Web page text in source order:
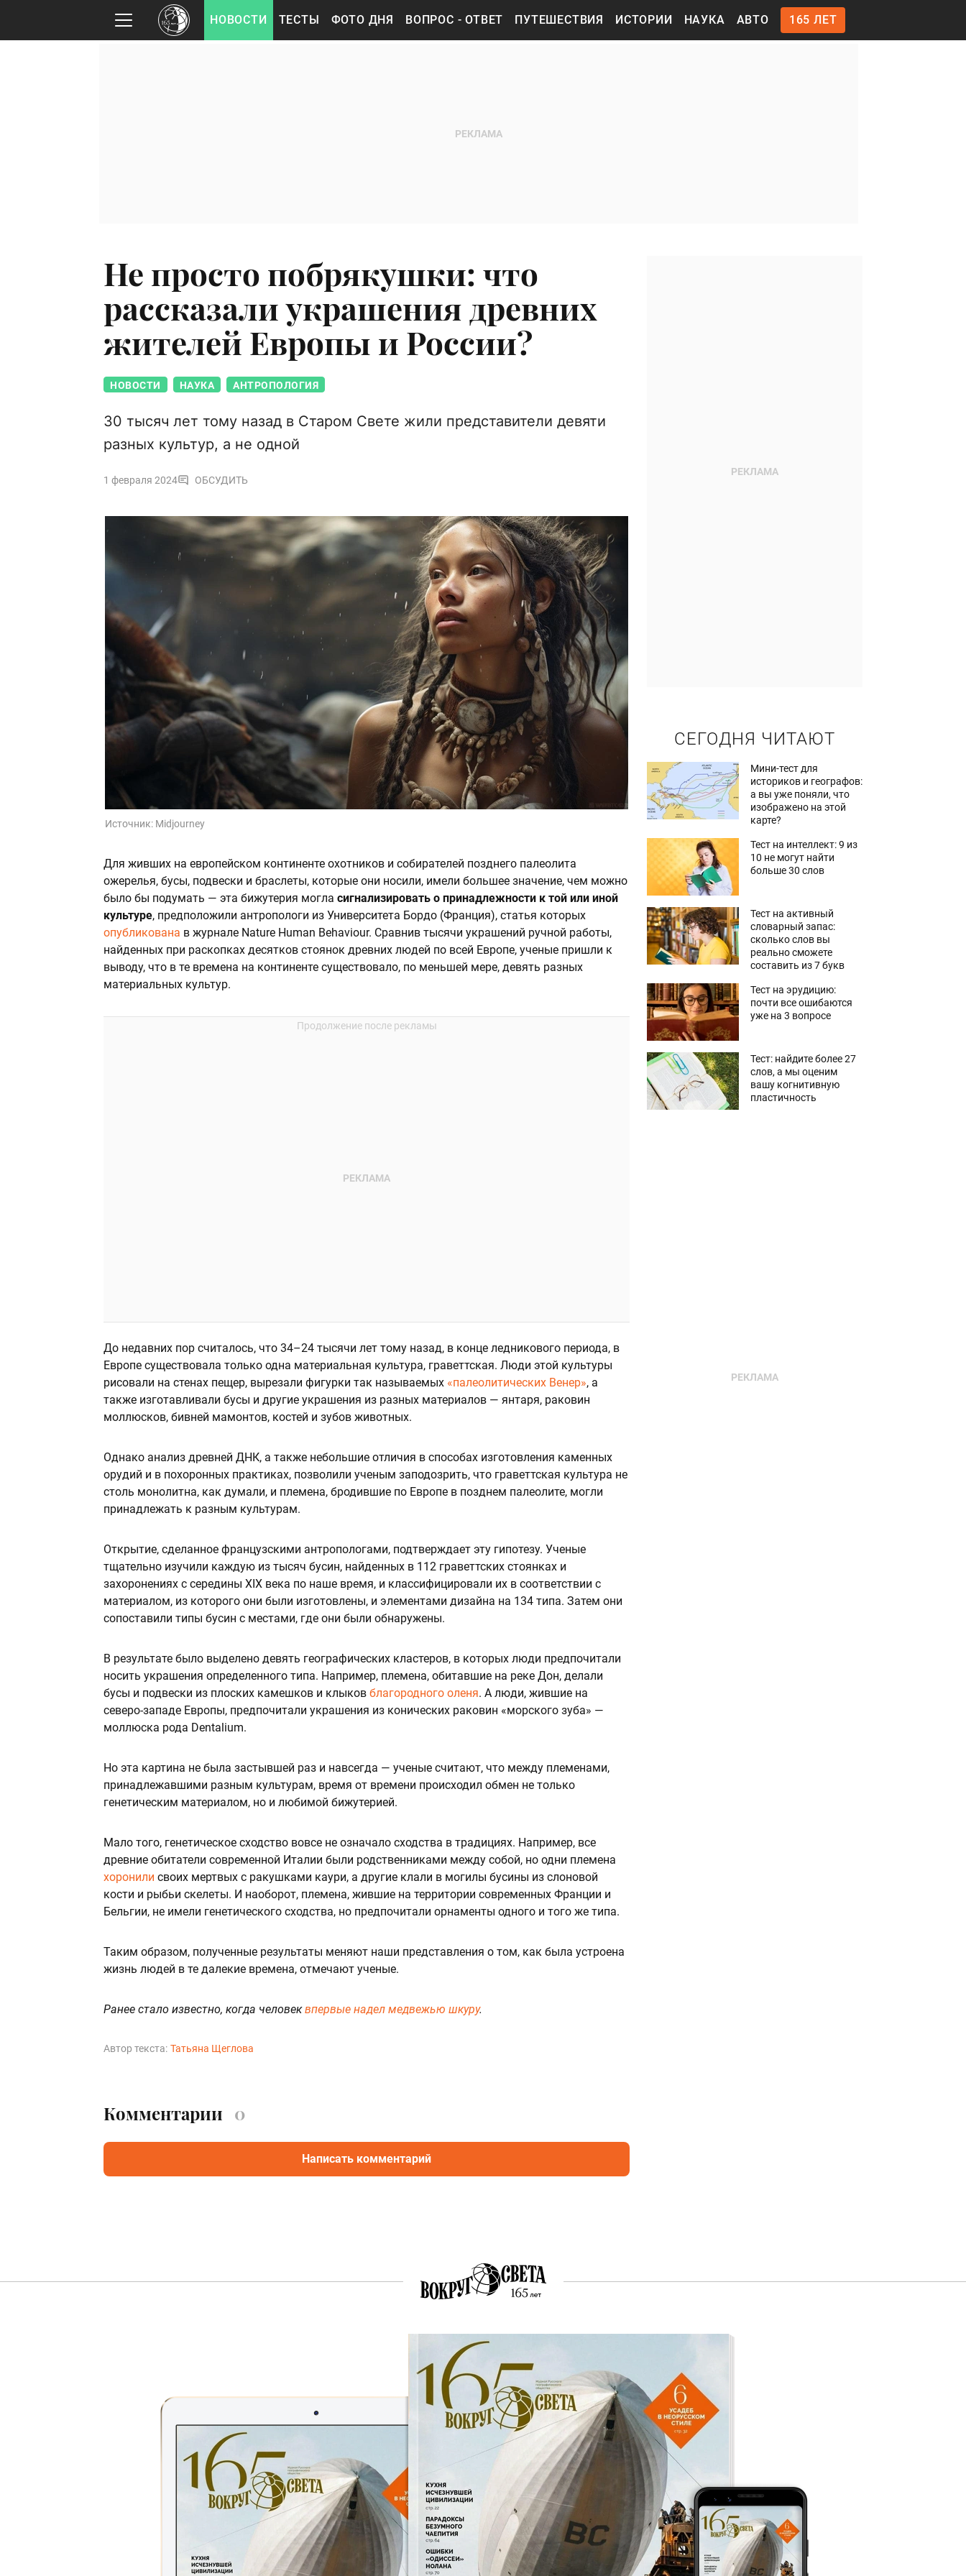
НОВОСТИ ТЕСТЫ ФОТО ДНЯ ВОПРОС - ОТВЕТ ПУТЕШЕСТВИЯ ИСТОРИИ НАУКА АВТО 165 ЛЕТ
Не просто побрякушки: что
рассказали украшения древних
жителей Европы и России?
НОВОСТИ НАУКА АНТРОПОЛОГИЯ
30 тысяч лет тому назад в Старом Свете жили представители девяти
разных культур, а не одной
1 февраля 2024 ОБСУДИТЬ
Источник: Midjourney
Для живших на европейском континенте охотников и собирателей позднего палеолита
ожерелья, бусы, подвески и браслеты, которые они носили, имели большее значение, чем можно
было бы подумать — эта бижутерия могла сигнализировать о принадлежности к той или иной
культуре, предположили антропологи из Университета Бордо (Франция), статья которых
опубликована в журнале Nature Human Behaviour. Сравнив тысячи украшений ручной работы,
найденных при раскопках десятков стоянок древних людей по всей Европе, ученые пришли к
выводу, что в те времена на континенте существовало, по меньшей мере, девять разных
материальных культур.
До недавних пор считалось, что 34–24 тысячи лет тому назад, в конце ледникового периода, в
Европе существовала только одна материальная культура, граветтская. Люди этой культуры
рисовали на стенах пещер, вырезали фигурки так называемых «палеолитических Венер», а
также изготавливали бусы и другие украшения из разных материалов — янтаря, раковин
моллюсков, бивней мамонтов, костей и зубов животных.
Однако анализ древней ДНК, а также небольшие отличия в способах изготовления каменных
орудий и в похоронных практиках, позволили ученым заподозрить, что граветтская культура не
столь монолитна, как думали, и племена, бродившие по Европе в позднем палеолите, могли
принадлежать к разным культурам.
Открытие, сделанное французскими антропологами, подтверждает эту гипотезу. Ученые
тщательно изучили каждую из тысяч бусин, найденных в 112 граветтских стоянках и
захоронениях с середины XIX века по наше время, и классифицировали их в соответствии с
материалом, из которого они были изготовлены, и элементами дизайна на 134 типа. Затем они
сопоставили типы бусин с местами, где они были обнаружены.
В результате было выделено девять географических кластеров, в которых люди предпочитали
носить украшения определенного типа. Например, племена, обитавшие на реке Дон, делали
бусы и подвески из плоских камешков и клыков благородного оленя. А люди, жившие на
северо-западе Европы, предпочитали украшения из конических раковин «морского зуба» —
моллюска рода Dentalium.
Но эта картина не была застывшей раз и навсегда — ученые считают, что между племенами,
принадлежавшими разным культурам, время от времени происходил обмен не только
генетическим материалом, но и любимой бижутерией.
Мало того, генетическое сходство вовсе не означало сходства в традициях. Например, все
древние обитатели современной Италии были родственниками между собой, но одни племена
хоронили своих мертвых с ракушками каури, а другие клали в могилы бусины из слоновой
кости и рыбьи скелеты. И наоборот, племена, жившие на территории современных Франции и
Бельгии, не имели генетического сходства, но предпочитали орнаменты одного и того же типа.
Таким образом, полученные результаты меняют наши представления о том, как была устроена
жизнь людей в те далекие времена, отмечают ученые.
Ранее стало известно, когда человеквпервые надел медвежью шкуру.
Автор текста: Татьяна Щеглова
СЕГОДНЯ ЧИТАЮТ
Мини-тест для
историков и географов:
а вы уже поняли, что
изображено на этой
карте?
Тест на интеллект: 9 из
10 не могут найти
больше 30 слов
Тест на активный
словарный запас:
сколько слов вы
реально сможете
составить из 7 букв
Тест на эрудицию:
почти все ошибаются
уже на 3 вопросе
Тест: найдите более 27
слов, а мы оценим
вашу когнитивную
пластичность
Комментарии 0
Написать комментарий